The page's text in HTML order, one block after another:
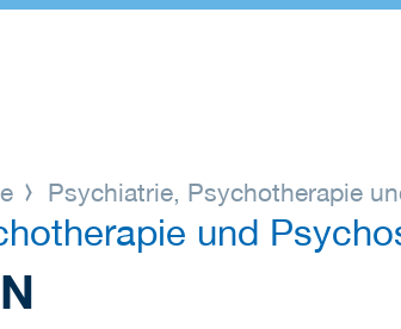
Psychiatrie, Psychotherapie
und